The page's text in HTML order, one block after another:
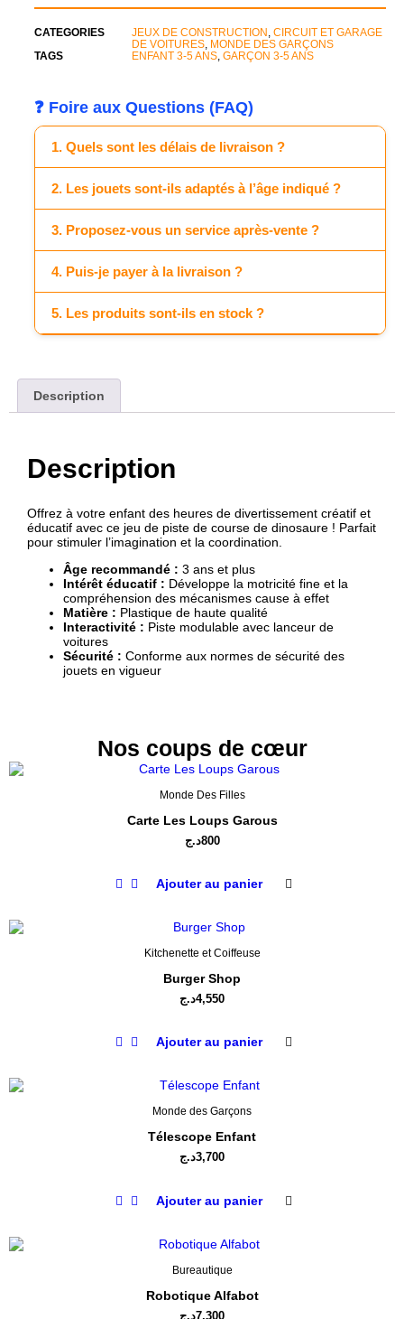
CATEGORIES JEUX DE CONSTRUCTION , CIRCUIT ET GARAGE
DE VOITURES, MONDE DES GARÇONS
TAGS
ENFANT 3-5 ANS, GARÇON 3-5 ANS
❓ Foire aux Questions (FAQ)
1. Quels sont les délais de livraison ?
2. Les jouets sont-ils adaptés à l’âge indiqué ?
3. Proposez-vous un service après-vente ?
4. Puis-je payer à la livraison ?
5. Les produits sont-ils en stock ?
Description
Description
Offrez à votre enfant des heures de divertissement créatif et
éducatif avec ce jeu de piste de course de dinosaure ! Parfait
pour stimuler l’imagination et la coordination.
Âge recommandé : 3 ans et plus
Intérêt éducatif : Développe la motricité fine et la
compréhension des mécanismes cause à effet
Matière : Plastique de haute qualité
Interactivité : Piste modulable avec lanceur de
voitures
Sécurité : Conforme aux normes de sécurité des
jouets en vigueur
Nos coups de cœur
Monde Des Filles
Carte Les Loups Garous
800د.ج
Ajouter au panier
Kitchenette et Coiffeuse
Burger Shop
4,550د.ج
Ajouter au panier
Monde des Garçons
Télescope Enfant
3,700د.ج
Ajouter au panier
Bureautique
Robotique Alfabot
7,300د.ج